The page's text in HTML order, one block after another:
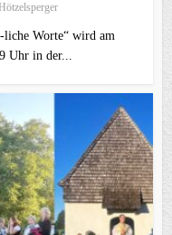
liche Worte“ wird am
Uhr in der...